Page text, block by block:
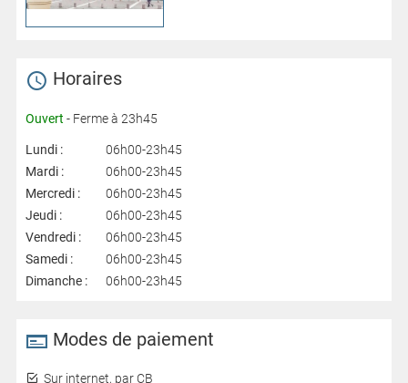
Horaires
Ouvert - Ferme à 23h45
Lundi :
06h00-23h45
Mardi :
06h00-23h45
Mercredi :
06h00-23h45
Jeudi :
06h00-23h45
Vendredi :
06h00-23h45
Samedi :
06h00-23h45
Dimanche :
06h00-23h45
Modes de paiement
Sur internet, par CB